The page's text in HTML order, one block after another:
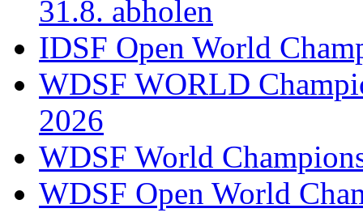
31.8. abholen
IDSF Open World
WDSF WORLD
2026
WDSF World
WDSF Open World